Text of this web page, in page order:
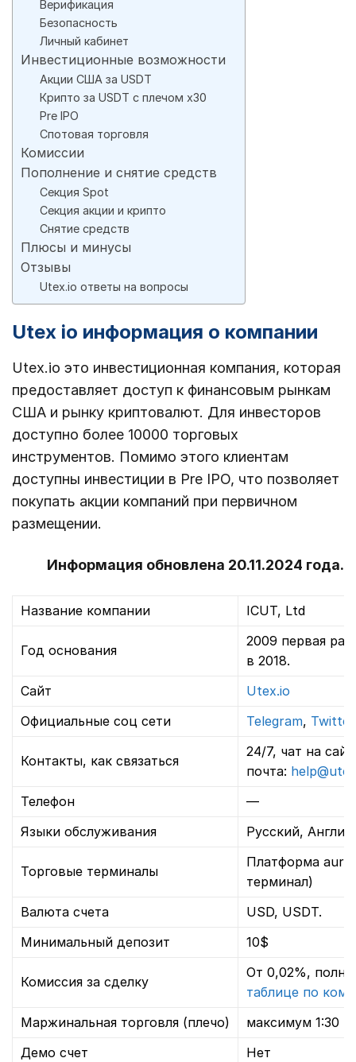
Верификация
Безопасность
Личный кабинет
Инвестиционные возможности
Акции США за USDT
Крипто за USDT с плечом х30
Pre IPO
Спотовая торговля
Комиссии
Пополнение и снятие средств
Секция Spot
Секция акции и крипто
Снятие средств
Плюсы и минусы
Отзывы
Utex.io ответы на вопросы
Utex io информация о компании
Utex.io это инвестиционная компания, которая
предоставляет доступ к финансовым рынкам
США и рынку криптовалют. Для инвесторов
доступно более 10000 торговых
инструментов. Помимо этого клиентам
доступны инвестиции в Pre IPO, что позволяет
покупать акции компаний при первичном
размещении.
Информация обновлена 20.11.2024 года.
Название компании ICUT, Ltd
Год основания
2009 первая
в 2018.
Сайт
Utex.io
Официальные соц сети
Telegram, Twitter
Контакты, как связаться
24/7, чат на
почта:
Телефон
—
Языки обслуживания
Русский,
Торговые терминалы
Платформа
терминал)
Валюта счета
USD, USDT.
Минимальный депозит
10$
Комиссия за сделку
От 0,02%,
таблице по
Маржинальная торговля (плечо)
максимум 1:30
Демо счет
Нет